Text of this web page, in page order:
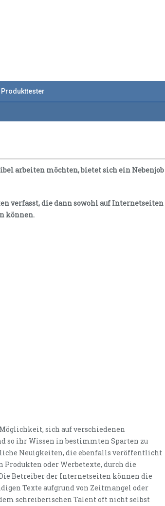
Produkttester
arbeiten möchten, bietet sich ein Nebenjob
verfasst, die dann sowohl auf Internetseiten
können.
sich auf verschiedenen
so ihr Wissen in bestimmten Sparten zu
Neuigkeiten, die ebenfalls veröffentlicht
oder Werbetexte, durch die
Betreiber der Internetseiten können die
Texte aufgrund von Zeitmangel oder
schreiberischen Talent oft nicht selbst